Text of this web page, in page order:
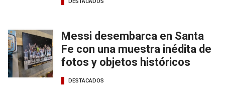
DESTACADOS
Messi desembarca en Santa
Fe con una muestra inédita de
fotos y objetos históricos
DESTACADOS